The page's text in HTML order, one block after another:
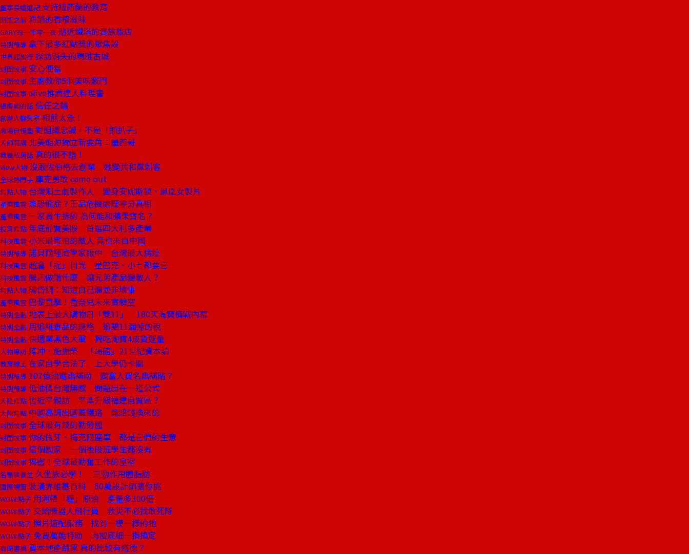
董事長嬉遊記 支持紐西蘭的教育
開瓶之前 滯銷的香檳滋味
GARY的一千零一夜 貼近鐵塔的貴族旅店
特別報導 拿下最多紅點獎的聚焦設
世界超旅行 探訪消失的瑪雅古城
封面故事 安心便當
封面故事 主廚教你5個美味竅門
封面故事 alive推薦達人料理書
總編輯的話 信任之鑰
創辦人聊天室 相煎太急！
商場自慢塾 對組織忠誠，不是「抓扒子」
大師開講 北美能源獨立新要角：墨西哥
教養私房話 真的很不錯！
View人物 沒跟佐伯格去創業 她變共和黨刺客
全球熱門字 庫克勇敢 came out
焦點人物 台灣鄉土劇製作人 變身安妮斯頓、鳳凰女製片
產業風雲 患恐龍症？王品危機處理零分真相
產業風雲 一家賣牛排的 為何能和蘋果齊名？
投資焦點 年底前買美股 首選四大利多產業
科技風雲 小米最害怕的敵人 竟也來自中國
特別報導 諾貝爾經濟學家眼中 台灣最大病灶
科技風雲 超會「捉」目光 星巴克、小七都要它
科技風雲 騰訊做錯什麼 讓兄弟產品變敵人？
焦點人物 陽岱鋼：知道自己爛並非壞事
產業風雲 巴黎直擊！香奈兒未來實驗室
特別企劃 地表上最大購物日「雙11」 180天淘寶備戰內幕
特別企劃 用追緝毒品的規格 追雙11漏掉的稅
特別企劃 快遞業黑色大軍 獨吃淘寶4成貨運量
人物專訪 陳冲、施振榮 「踢館」21世紀資本論
教育線上 在家自學合法了 上大學仍卡關
特別報導 107億油電車補助 變富人買名車補貼？
特別報導 低油價台灣無感 問題出在一道公式
大陸焦點 習近平親訪 平潭升級福建自貿區？
大陸焦點 中國高調出國蓋鐵路 竟賠錢換來的
封面故事 全球最有錢的勤勞國
封面故事 你的假牙、梅克爾座車 都是它們的生意
封面故事 這個國家 一個後段班學生都沒有
封面故事 揭密！全球最勤奮工作的皇室
名醫談養生 久坐族必學！ 三動作甩體脂肪
國際視窗 裝潢界維基百科 50萬設計師隨你挑
WOW!點子 用海帶「種」原油 產量多300倍
WOW!點子 交給機器人飛行員 救災不必找敢死隊
WOW!點子 照片速配服務 找到一模一樣的牠
WOW!點子 免費萬能特助 肉搜底細一指搞定
商周書摘 買本地產蔬果 真的比較有道德？